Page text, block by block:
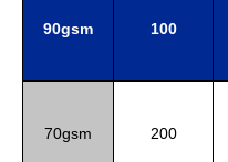
90gsm 100
70gsm 200